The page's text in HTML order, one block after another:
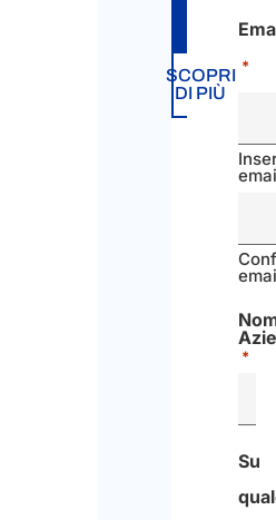
SCOPRI
DI PIÙ
*
*
Su